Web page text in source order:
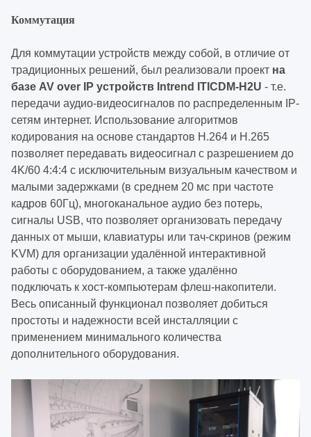
Коммутация
Для коммутации устройств между собой, в отличие от
традиционных решений, был реализовали проект на
базе AV over IP устройств Intrend ITICDM-H2U - т.е.
передачи аудио-видеосигналов по распределенным IP-
сетям интернет. Использование алгоритмов
кодирования на основе стандартов H.264 и H.265
позволяет передавать видеосигнал с разрешением до
4K/60 4:4:4 с исключительным визуальным качеством и
малыми задержками (в среднем 20 мс при частоте
кадров 60Гц), многоканальное аудио без потерь,
сигналы USB, что позволяет организовать передачу
данных от мыши, клавиатуры или тач-скринов (режим
KVM) для организации удалённой интерактивной
работы с оборудованием, а также удалённо
подключать к хост-компьютерам флеш-накопители.
Весь описанный функционал позволяет добиться
простоты и надежности всей инсталляции с
применением минимального количества
дополнительного оборудования.